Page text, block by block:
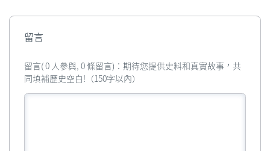
留言
留言( 0 人參與, 0 條留言)：期待您提供史料和真實故事，共
同填補歷史空白!（150字以內）